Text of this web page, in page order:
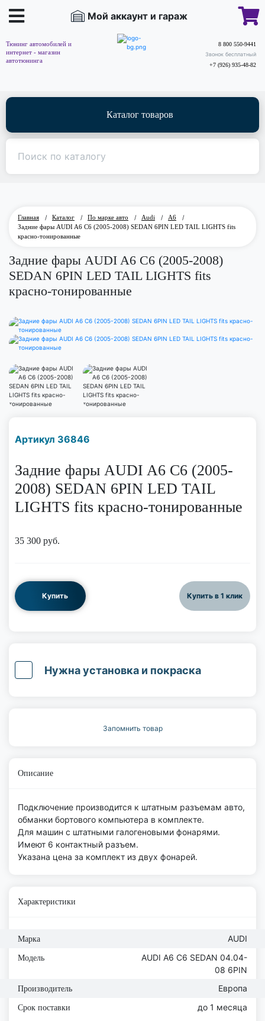
Мой аккаунт и гараж
Тюнинг автомобилей и
интернет - магазин
автотюнинга
8 800 550-9441
Звонок бесплатный
+7 (926) 935-48-82
Каталог товаров
Главная / Каталог / По марке авто / Audi / A6
/
Задние фары AUDI A6 C6 (2005-2008) SEDAN 6PIN LED TAIL LIGHTS fits
красно-тонированные
Задние фары AUDI A6 C6 (2005-2008)
SEDAN 6PIN LED TAIL LIGHTS fits
красно-тонированные
Артикул 36846
Задние фары AUDI A6 C6 (2005-
2008) SEDAN 6PIN LED TAIL
LIGHTS fits красно-тонированные
35 300 руб.
Купить Купить в 1 клик
Нужна установка и покраска
Запомнить товар
Описание
Подключение производится к штатным разъемам авто,
обманки бортового компьютера в комплекте.
Для машин с штатными галогеновыми фонарями.
Имеют 6 контактный разъем.
Указана цена за комплект из двух фонарей.
Характеристики
Марка AUDI
Модель
AUDI A6 C6 SEDAN 04.04-
08 6PIN
Производитель Европа
Срок поставки до 1 месяца